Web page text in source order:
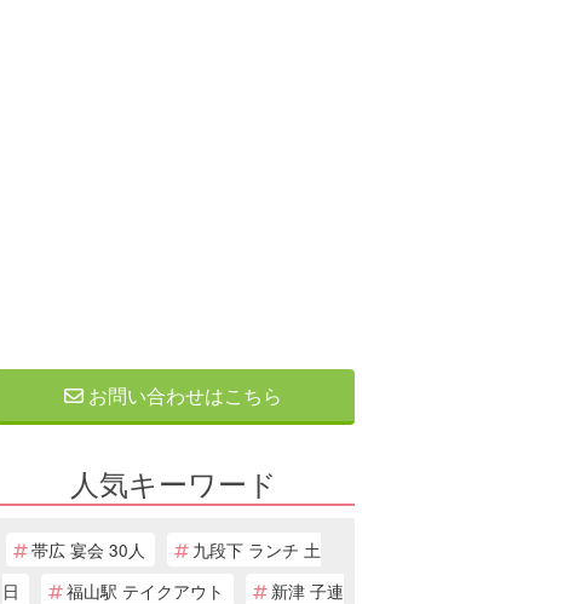
お問い合わせはこちら
人気キーワード
帯広 宴会 30人
九段下 ランチ 土
日
福山駅 テイクアウト
新津 子連